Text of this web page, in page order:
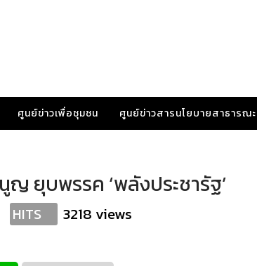
ศูนย์ข่าวเพื่อชุมชน ศูนย์ข่าวสารนโยบายสาธารณะ
ญ ยุบพรรค ‘พลังประชารัฐ’
HITS 3218 views